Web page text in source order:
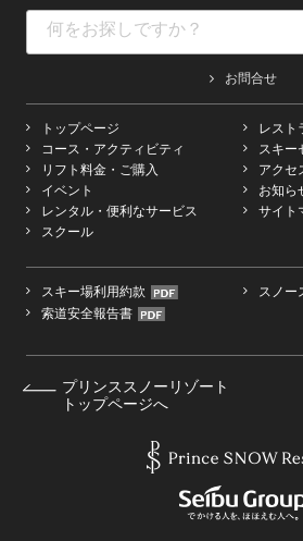
お問合せ
トップページ
コース・アクティビティ
リフト料金・ご購入
イベント
レンタル・便利なサービス
スクール
レスト
スキー
アクセ
お知ら
サイト
スキー場利用約款
スノー
索道安全報告書
プリンススノーリゾート
トップページへ